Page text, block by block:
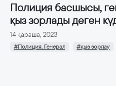
Полиция басшысы,
қыз зорлады деген
14 қараша, 2023
#Полиция. Генерал #қыз зорлау